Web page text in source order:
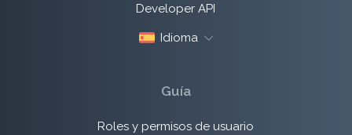
Developer API
Idioma
Guía
Roles y permisos de usuario